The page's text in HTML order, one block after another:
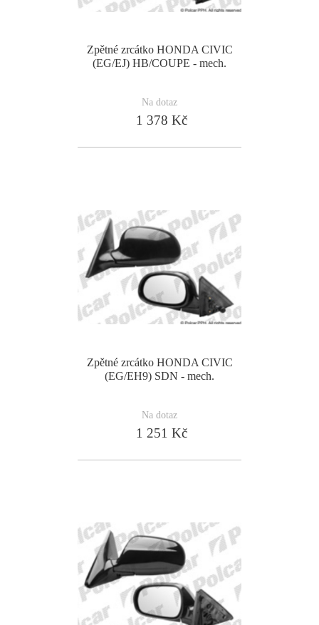
Zpětné zrcátko HONDA CIVIC
(EG/EJ) HB/COUPE - mech.
Na dotaz
1 378 Kč
Zpětné zrcátko HONDA CIVIC
(EG/EH9) SDN - mech.
Na dotaz
1 251 Kč